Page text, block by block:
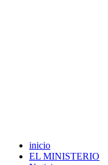
inicio
EL MINISTERIO